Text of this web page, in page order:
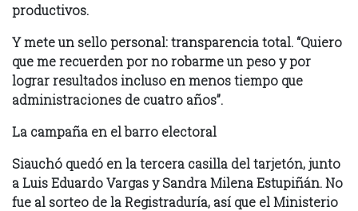
productivos.
Y mete un sello personal: transparencia total. “Quiero
que me recuerden por no robarme un peso y por
lograr resultados incluso en menos tiempo que
administraciones de cuatro años”.
La campaña en el barro electoral
Siauchó quedó en la tercera casilla del tarjetón, junto
a Luis Eduardo Vargas y Sandra Milena Estupiñán. No
fue al sorteo de la Registraduría, así que el Ministerio